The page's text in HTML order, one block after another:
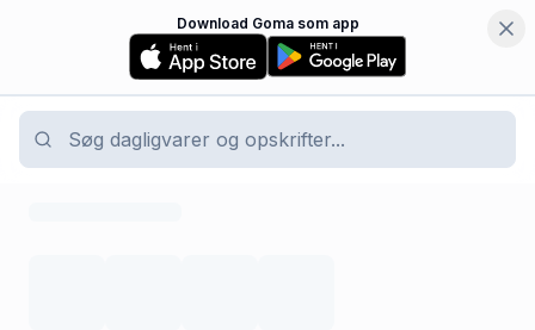
Download Goma som app